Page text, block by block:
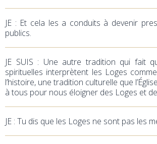
JE : Et cela les a conduits à devenir
publics.
JE SUIS : Une autre tradition qui fait
spirituelles interprètent les Loges
l’histoire, une tradition culturelle que
à tous pour nous éloigner des Loges et
JE : Tu dis que les Loges ne sont pas les